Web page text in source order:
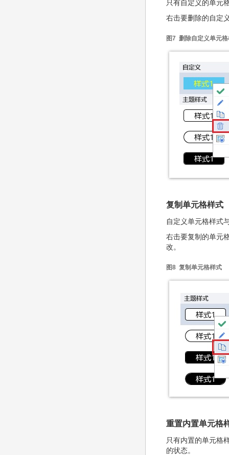
只有自定义的单元
右击要删除的自定
图7 删除自定义单元
复制单元格样式
自定义单元格样式
右击要复制的单元
改。
图8 复制单元格样式
重置内置单元格
只有内置的单元格
的状态。